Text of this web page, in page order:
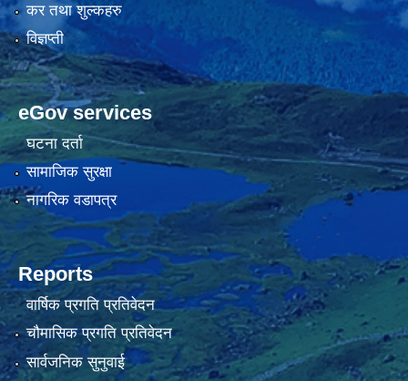
कर तथा शुल्कहरु
विज्ञप्ती
eGov services
घटना दर्ता
सामाजिक सुरक्षा
नागरिक वडापत्र
Reports
वार्षिक प्रगति प्रतिवेदन
चौमासिक प्रगति प्रतिवेदन
सार्वजनिक सुनुवाई